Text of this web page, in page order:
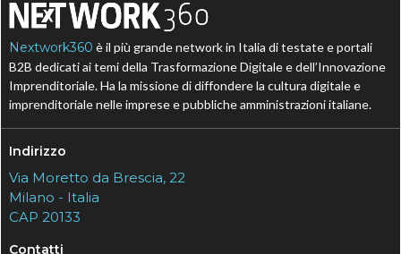
Nextwork360 è il più grande network in Italia di testate e portali
B2B dedicati ai temi della Trasformazione Digitale e dell’Innovazione
Imprenditoriale. Ha la missione di diffondere la cultura digitale e
imprenditoriale nelle imprese e pubbliche amministrazioni italiane.
Indirizzo
Via Moretto da Brescia, 22
Milano - Italia
CAP 20133
Contatti